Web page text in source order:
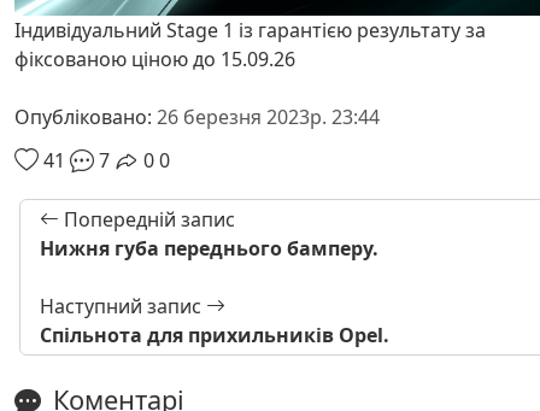
Індивідуальний Stage 1 із гарантією результату за
фіксованою ціною до 15.09.26
Опубліковано: 26 березня 2023р. 23:44
41
7 00
Попередній запис
Нижня губа переднього бамперу.
Наступний запис
Спільнота для прихильників Opel.
Коментарі